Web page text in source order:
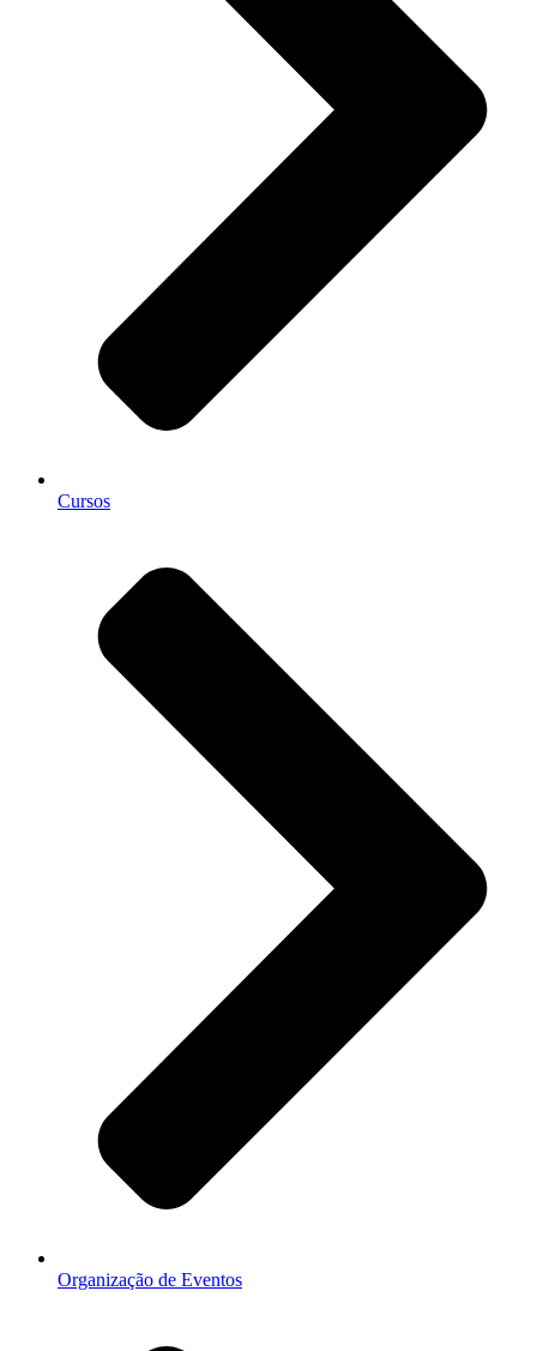
Cursos
Organização de Eventos